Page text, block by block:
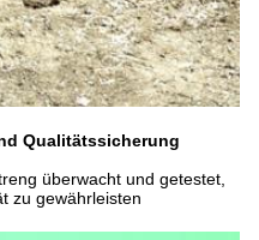
Qualitätssicherung
überwacht und getestet,
zu gewährleisten